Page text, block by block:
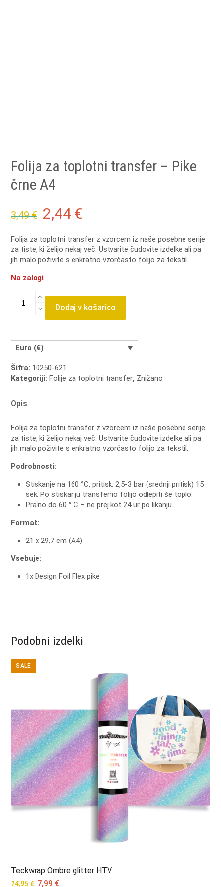
Folija za toplotni transfer – Pike
črne A4
3,49€ Original
price
was:
3,49 €.
2,44 €
price
is:
Folija za toplotni transfer z vzorcem iz naše posebne serije
za tiste, ki želijo nekaj več. Ustvarite čudovite izdelke ali pa
jih malo poživite s enkratno vzorčasto folijo za tekstil.
Na zalogi
Pike
črne
A4
količina
Dodaj v košarico
Euro (€)
Šifra: 10250-621
Kategoriji:Folije za toplotni transfer, Znižano
Opis
Folija za toplotni transfer z vzorcem iz naše posebne serije
za tiste, ki želijo nekaj več. Ustvarite čudovite izdelke ali pa
jih malo poživite s enkratno vzorčasto folijo za tekstil.
Podrobnosti:
Stiskanje na 160 °C, pritisk: 2,5-3 bar (srednji pritisk) 15
sek. Po stiskanju transferno folijo odlepiti še toplo.
Pralno do 60 ° C – ne prej kot 24 ur po likanju.
Format:
21 x 29,7 cm (A4)
Vsebuje:
1x Design Foil Flex pike
Podobni izdelki
SALE
Teckwrap Ombre glitter HTV
14,95€ Original
7,99 €Current